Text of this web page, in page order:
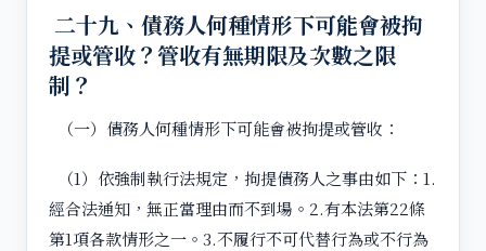
二十九、債務人何種情形下可能會被拘
提或管收？管收有無期限及次數之限
制？
（一）債務人何種情形下可能會被拘提或管收：
（1）依強制執行法規定，拘提債務人之事由如下：1.
經合法通知，無正當理由而不到場。2.有本法第22條
第1項各款情形之一。3.不履行不可代替行為或不行為